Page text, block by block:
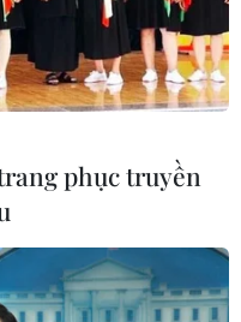
phục truyền